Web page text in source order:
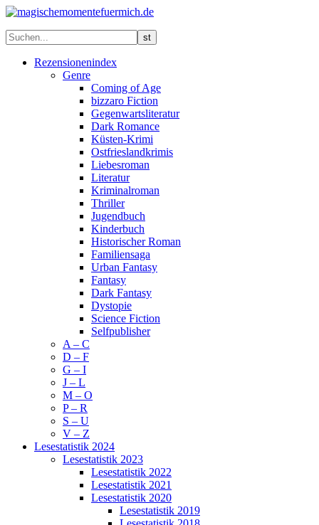
Rezensionenindex
Genre
Coming of Age
bizzaro Fiction
Gegenwartsliteratur
Dark Romance
Küsten-Krimi
Ostfrieslandkrimis
Liebesroman
Literatur
Kriminalroman
Thriller
Jugendbuch
Kinderbuch
Historischer Roman
Familiensaga
Urban Fantasy
Fantasy
Dark Fantasy
Dystopie
Science Fiction
Selfpublisher
A – C
D – F
G – I
J – L
M – O
P – R
S – U
V – Z
Lesestatistik 2024
Lesestatistik 2023
Lesestatistik 2022
Lesestatistik 2021
Lesestatistik 2020
Lesestatistik 2019